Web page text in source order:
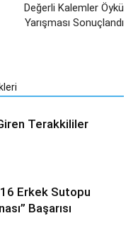
Değerli Kalemler Öykü
Yarışması Sonuçlandı
Terakkililer
Erkek Sutopu
Başarısı